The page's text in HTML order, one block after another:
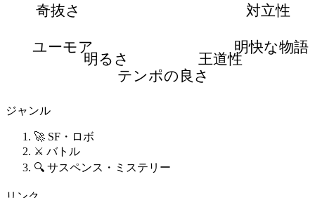
対立性
明快な物語
王道性
テンポの良さ
明るさ
ユーモア
奇抜さ
ジャンル
🚀 SF・ロボ
⚔️ バトル
🔍 サスペンス・ミステリー